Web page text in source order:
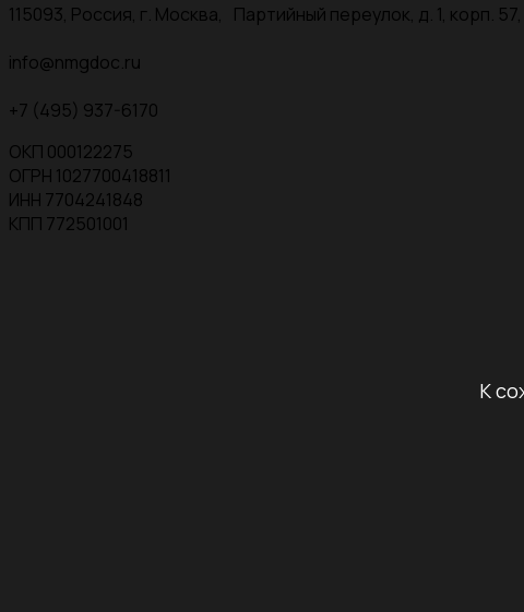
115093, Россия, г. Москва, Партийный переулок, д. 1, корп.
info@nmgdoc.ru
+7 (495) 937-6170
ОКП 000122275
ОГРН 1027700418811
ИНН 7704241848
КПП 772501001
К